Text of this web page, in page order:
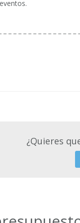
eventos.
¿Quieres